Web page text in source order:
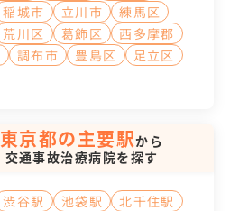
稲城市 立川市
練馬区
荒川区 葛飾区
西多摩郡
調布市 豊島区
足立区
東京都の主要駅から
交通事故治療病院を探す
渋谷駅 池袋駅
北千住駅